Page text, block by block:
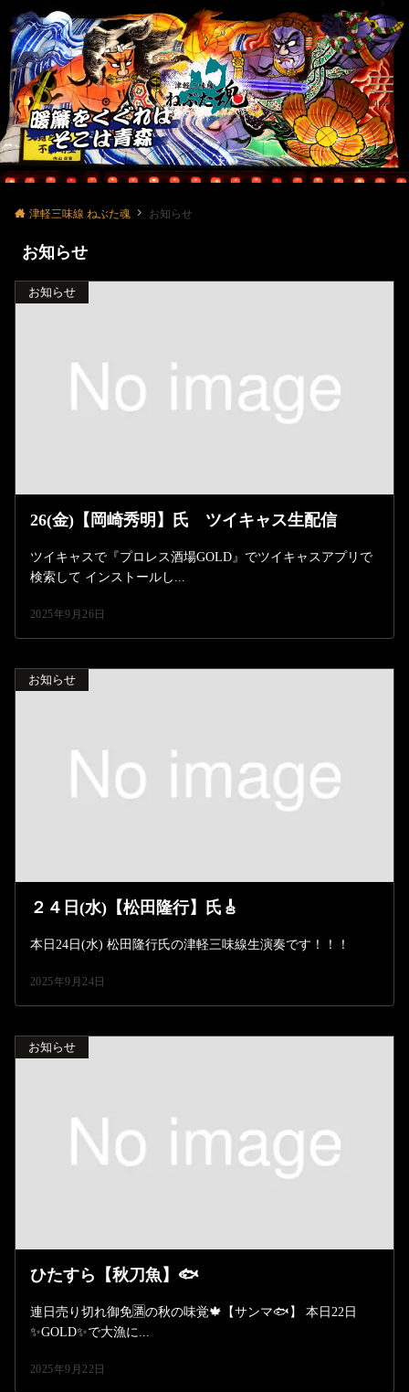
Menu
津軽三味線 ねぶた魂 お知らせ
お知らせ
お知らせ
26(金)【岡崎秀明】氏 ツイキャス生配信
ツイキャスで『プロレス酒場GOLD』でツイキャスアプリで
検索して インストールし...
2025年9月26日
お知らせ
２４日(水)【松田隆行】氏🎸
本日24日(水) 松田隆行氏の津軽三味線生演奏です！！！
2025年9月24日
お知らせ
ひたすら【秋刀魚】🐟️
連日売り切れ御免🈵の秋の味覚🍁【サンマ🐟️】 本日22日
✨️GOLD✨️で大漁に...
2025年9月22日